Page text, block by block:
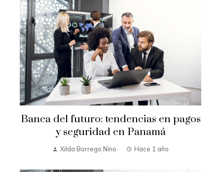
Banca del futuro: tendencias en pagos
y seguridad en Panamá
Xilda Borrego Nino Hace 1 año